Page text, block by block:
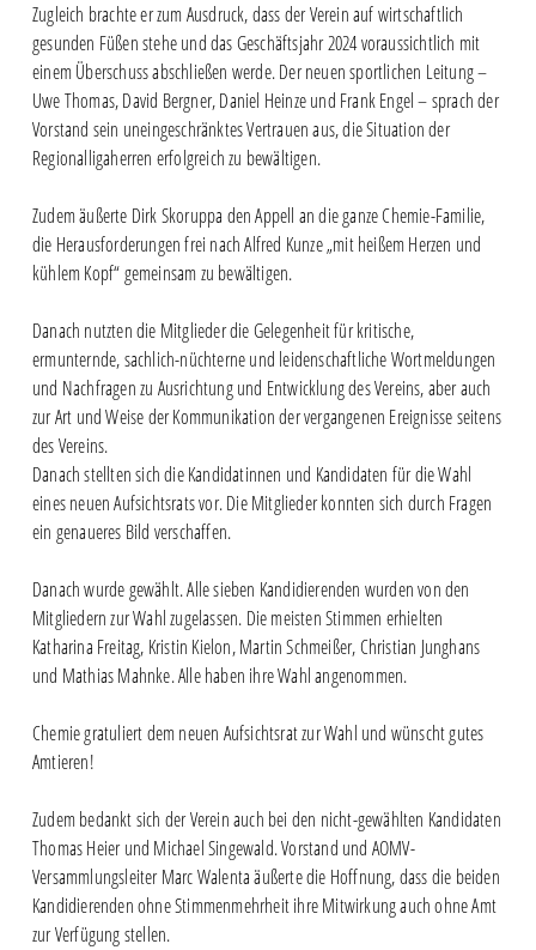
Zugleich brachte er zum Ausdruck, dass der Verein auf wirtschaftlich
gesunden Füßen stehe und das Geschäftsjahr 2024 voraussichtlich mit
einem Überschuss abschließen werde. Der neuen sportlichen Leitung –
Uwe Thomas, David Bergner, Daniel Heinze und Frank Engel – sprach der
Vorstand sein uneingeschränktes Vertrauen aus, die Situation der
Regionalligaherren erfolgreich zu bewältigen.
Zudem äußerte Dirk Skoruppa den Appell an die ganze Chemie-Familie,
die Herausforderungen frei nach Alfred Kunze „mit heißem Herzen und
kühlem Kopf“ gemeinsam zu bewältigen.
Danach nutzten die Mitglieder die Gelegenheit für kritische,
ermunternde, sachlich-nüchterne und leidenschaftliche Wortmeldungen
und Nachfragen zu Ausrichtung und Entwicklung des Vereins, aber auch
zur Art und Weise der Kommunikation der vergangenen Ereignisse seitens
des Vereins.
Danach stellten sich die Kandidatinnen und Kandidaten für die Wahl
eines neuen Aufsichtsrats vor. Die Mitglieder konnten sich durch Fragen
ein genaueres Bild verschaffen.
Danach wurde gewählt. Alle sieben Kandidierenden wurden von den
Mitgliedern zur Wahl zugelassen. Die meisten Stimmen erhielten
Katharina Freitag, Kristin Kielon, Martin Schmeißer, Christian Junghans
und Mathias Mahnke. Alle haben ihre Wahl angenommen.
Chemie gratuliert dem neuen Aufsichtsrat zur Wahl und wünscht gutes
Amtieren!
Zudem bedankt sich der Verein auch bei den nicht-gewählten Kandidaten
Thomas Heier und Michael Singewald. Vorstand und AOMV-
Versammlungsleiter Marc Walenta äußerte die Hoffnung, dass die beiden
Kandidierenden ohne Stimmenmehrheit ihre Mitwirkung auch ohne Amt
zur Verfügung stellen.